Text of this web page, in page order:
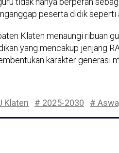
peserta didik
Klaten menaungi ribuan
yang mencakup jenjang
karakter generasi
Klaten # 2025-2030 #